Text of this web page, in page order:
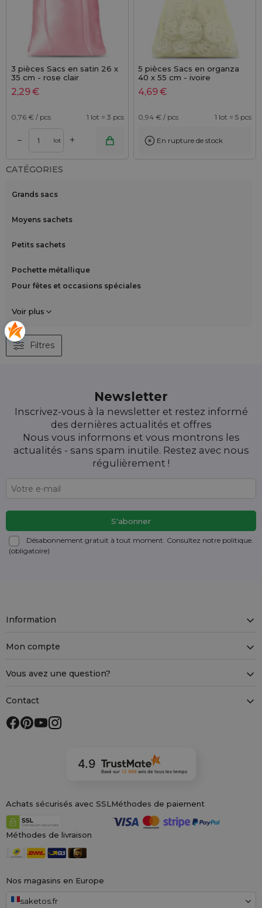
3 pièces Sacs en satin 26 x
35 cm - rose clair
2,29€
0,76 € / pcs 1 lot = 3 pcs
– lot +
5 pièces Sacs en organza
40 x 55 cm - ivoire
4,69€
0,94 € / pcs 1 lot = 5 pcs
En rupture de stock
CATÉGORIES
Grands sacs
Moyens sachets
Petits sachets
Pochette métallique
Pour fêtes et occasions spéciales
Voir plus
Filtres
Newsletter
Inscrivez-vous à la newsletter et restez informé
des dernières actualités et offres
Nous vous informons et vous montrons les
actualités - sans spam inutile. Restez avec nous
régulièrement !
Désabonnement gratuit à tout moment. Consultez notre politique.
(obligatoire)
Nos magasins en Europe
saketos.fr
Information
Mon compte
Vous avez une question?
Contact
4.9
Basé sur 12 968avis de tous les temps
Achats sécurisés avec SSL Méthodes de paiement
Méthodes de livraison